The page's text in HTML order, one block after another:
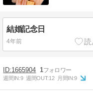
結婚記念日
4年前
1665904 1
週間IN:9 週間OUT:12 月間IN:9